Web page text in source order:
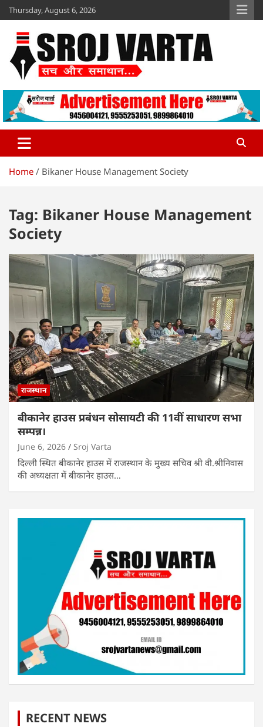
Skip
to
content
Thursday, August 6, 2026
Sroj Varta
www.srojvarta.in
Home Bikaner House Management Society
Tag: Bikaner House Management
Society
राजस्थान
बीकानेर हाउस प्रबंधन सोसायटी की 11वीं साधारण सभा
सम्पन्न।
June 6, 2026 Sroj Varta
दिल्ली स्थित बीकानेर हाउस में राजस्थान के मुख्य सचिव श्री वी.श्रीनिवास
की अध्यक्षता में बीकानेर हाउस…
RECENT NEWS